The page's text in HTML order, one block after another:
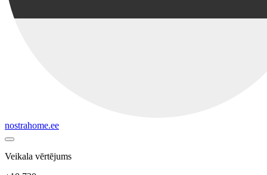
nostrahome.ee
Veikala vērtējums